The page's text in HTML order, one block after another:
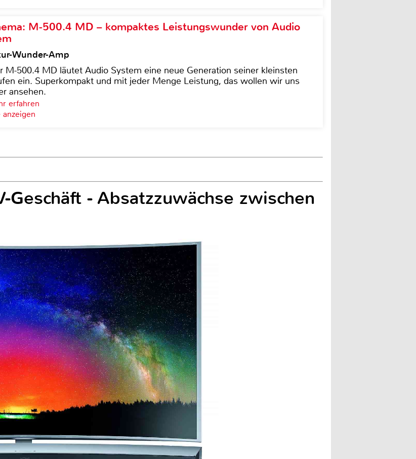
M-500.4 MD – kompaktes Leistungswunder von Audio
Wunder-Amp
M-500.4 MD läutet Audio System eine neue Generation seiner kleinsten
ein. Superkompakt und mit jeder Menge Leistung, das wollen wir uns
ansehen.
erfahren
Geschäft - Absatzzuwächse zwischen